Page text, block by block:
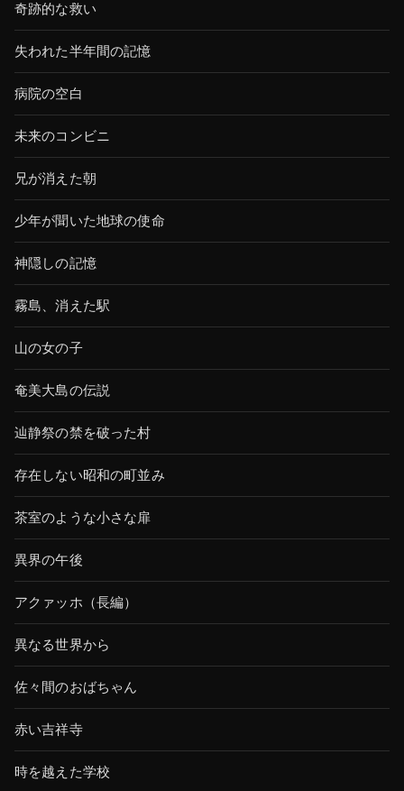
奇跡的な救い
失われた半年間の記憶
病院の空白
未来のコンビニ
兄が消えた朝
少年が聞いた地球の使命
神隠しの記憶
霧島、消えた駅
山の女の子
奄美大島の伝説
辿静祭の禁を破った村
存在しない昭和の町並み
茶室のような小さな扉
異界の午後
アクァッホ（長編）
異なる世界から
佐々間のおばちゃん
赤い吉祥寺
時を越えた学校